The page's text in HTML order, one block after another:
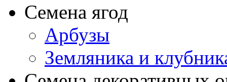
Семена ягод
Арбузы
Земляника и